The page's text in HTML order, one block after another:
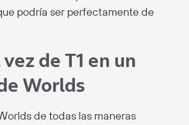
podría ser perfectamente de
de T1 en un
Worlds
de todas las maneras